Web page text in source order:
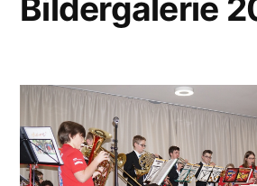
Bildergalerie